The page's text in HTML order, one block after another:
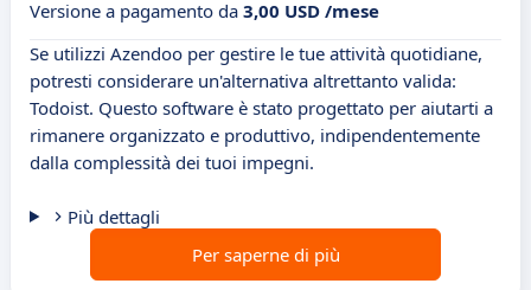
Versione a pagamento da 3,00 USD /mese
Se utilizzi Azendoo per gestire le tue attività quotidiane,
potresti considerare un'alternativa altrettanto valida:
Todoist. Questo software è stato progettato per aiutarti a
rimanere organizzato e produttivo, indipendentemente
dalla complessità dei tuoi impegni.
Più dettagli
Per saperne di più